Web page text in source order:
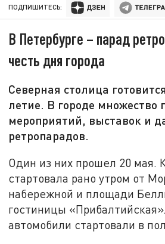
ПОДПИШИТЕСЬ:
В Петербурге – парад
честь дня города
Северная столица
летие. В городе множество
мероприятий, выставок и
ретропарадов.
Один из них прошел 20 мая.
стартовала рано утром от
набережной и площади
гостиницы
автомобили стартовали в